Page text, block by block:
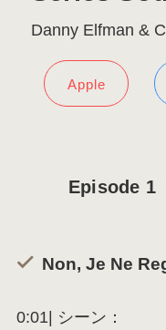
Danny Elfman &
Apple
Episode 1
Non, Je Ne
0:01| シーン：